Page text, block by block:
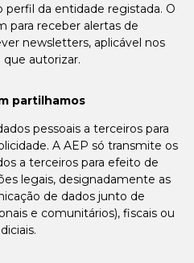
perfil da entidade registada. O
para receber alertas de
newsletters, aplicável nos
que autorizar.
partilhamos
pessoais a terceiros para
A AEP só transmite os
a terceiros para efeito de
legais, designadamente as
de dados junto de
e comunitários), fiscais ou